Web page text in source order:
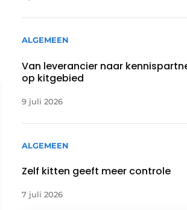
ALGEMEEN
Van leverancier naar
op kitgebied
9 juli 2026
ALGEMEEN
Zelf kitten geeft meer controle
7 juli 2026